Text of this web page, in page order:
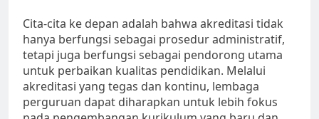
Cita-cita ke depan adalah bahwa akreditasi tidak
hanya berfungsi sebagai prosedur administratif,
tetapi juga berfungsi sebagai pendorong utama
untuk perbaikan kualitas pendidikan. Melalui
akreditasi yang tegas dan kontinu, lembaga
perguruan dapat diharapkan untuk lebih fokus